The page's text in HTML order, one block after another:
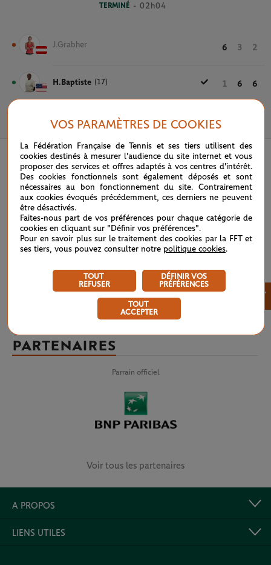
TERMINÉ - 02h04
J.Grabher 6 3 2
H.Baptiste (17) 1 6 6
18 MAI 2022
PARTENAIRES
Parrain officiel
Voir tous les partenaires
A PROPOS
LIENS UTILES
VOS PARAMÈTRES DE COOKIES
La Fédération Française de Tennis et ses tiers utilisent des
cookies destinés à mesurer l'audience du site internet et vous
proposer des services et offres adaptés à vos centres d'intérêt.
Des cookies fonctionnels sont également déposés et sont
nécessaires au bon fonctionnement du site. Contrairement
aux cookies évoqués précédemment, ces derniers ne peuvent
être désactivés.
Faites-nous part de vos préférences pour chaque catégorie de
cookies en cliquant sur "Définir vos préférences".
Pour en savoir plus sur le traitement des cookies par la FFT et
ses tiers, vous pouvez consulter notre politique cookies.
TOUT
REFUSER
DÉFINIR VOS
PRÉFÉRENCES
TOUT
ACCEPTER